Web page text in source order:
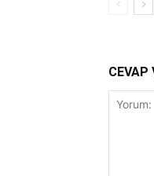
CEVAP